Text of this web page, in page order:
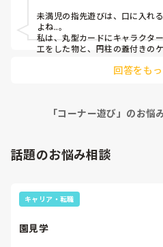
未満児の指先遊びは、口に入れ
よね..。
私は、丸型カードにキャラクタ
工をした物と、円柱の蓋付きの
としていくことを楽しめる玩具
回答をも
「コーナー遊び」のお悩
話題のお悩み相談
キャリア・転職
園見学